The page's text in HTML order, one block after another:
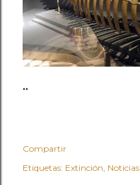
..
Compartir
Etiquetas: Extinción Noticias